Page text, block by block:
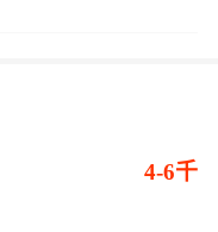
4-6千